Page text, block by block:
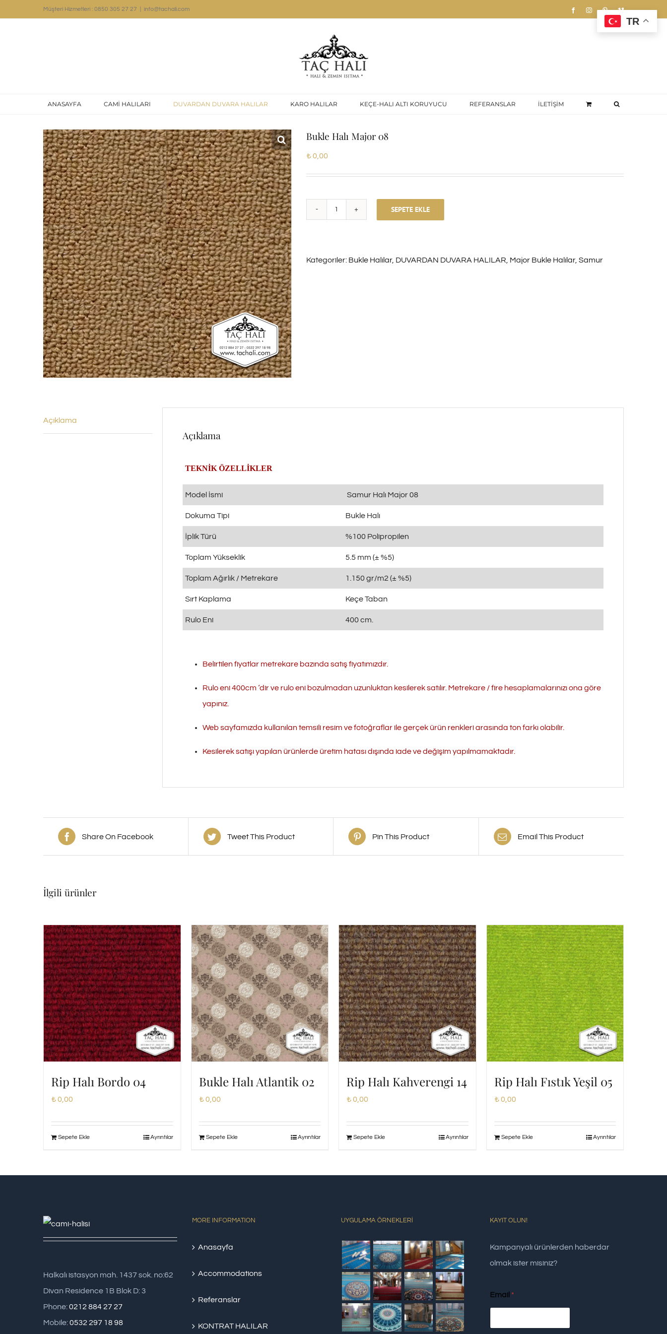
Müşteri Hizmetleri : 0850 305 27 27 info@tachali.com FacebookInstagramPinterestVimeo
ANASAYFA CAMİ HALILARI DUVARDAN DUVARA HALILAR KARO HALILAR KEÇE-HALI ALTI KORUYUCU REFERANSLAR İLETİŞİM
Bukle Halı Major 08
₺0,00
08
SEPETE EKLE
Kategoriler: Bukle Halılar, DUVARDAN DUVARA HALILAR Major Bukle Halılar, Samur
Açıklama
Açıklama
TEKNİK ÖZELLİKLER
Model İsmi Samur Halı Major 08
Dokuma Tipi Bukle Halı
İplik Türü %100 Polipropilen
Toplam Yükseklik 5.5 mm (± %5)
Toplam Ağırlık / Metrekare 1.150 gr/m2 (± %5)
Sırt Kaplama Keçe Taban
Rulo Eni 400 cm.
Belirtilen fiyatlar metrekare bazında satış fiyatımızdır.
Rulo eni 400cm ‘dir ve rulo eni bozulmadan uzunluktan kesilerek satılır. Metrekare / fire hesaplamalarınızı ona göre
yapınız.
Web sayfamızda kullanılan temsili resim ve fotoğraflar ile gerçek ürün renkleri arasında ton farkı olabilir.
Kesilerek satışı yapılan ürünlerde üretim hatası dışında iade ve değişim yapılmamaktadır.
Share On Facebook Tweet This Product Pin This Product Email This Product
İlgili ürünler
Rip Halı Bordo 04
₺0,00
Sepete Ekle Ayrıntılar
Bukle Halı Atlantik 02
₺0,00
Sepete Ekle Ayrıntılar
Rip Halı Kahverengi 14
₺0,00
Sepete Ekle Ayrıntılar
Rip Halı Fıstık Yeşil 05
₺0,00
Sepete Ekle Ayrıntılar
Halkalı istasyon mah. 1437 sok. no:62
Divan Residence 1B Blok D: 3
Phone:0212 884 27 27
Mobile:0532 297 18 98
MORE INFORMATION
Anasayfa
Accommodations
Referanslar
KONTRAT HALILAR
UYGULAMA ÖRNEKLERİ KAYIT OLUN!
Kampanyalı ürünlerden haberdar
olmak ister misiniz?
Email *
TR